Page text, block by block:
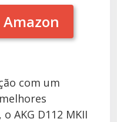
com um
AKG D112 MKII